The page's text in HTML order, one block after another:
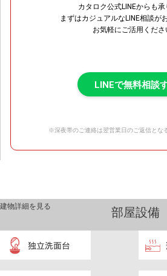
カタロク公式LINEからも承
まずはカジュアルなLINE相談が
お気軽にご活用くださ
LINEで無料相談
※深夜帯のご連絡は翌営業日のご返信とな
部屋設備
建物詳細を見る